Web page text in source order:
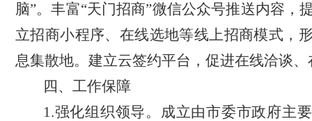
脑”。丰富“天门招商”微信公众号推送内容，
立招商小程序、在线选地等线上招商模式，
息集散地。建立云签约平台，促进在线洽谈
四、工作保障
1.强化组织领导。成立由市委市政府主